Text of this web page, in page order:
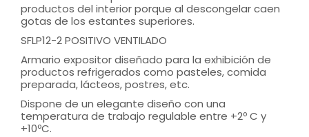
productos del interior porque al descongelar caen
gotas de los estantes superiores.
SFLP12-2 POSITIVO VENTILADO
Armario expositor diseñado para la exhibición de
productos refrigerados como pasteles, comida
preparada, lácteos, postres, etc.
Dispone de un elegante diseño con una
temperatura de trabajo regulable entre +2º C y
+10ºC.